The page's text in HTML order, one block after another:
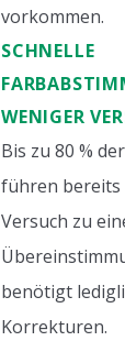
vorkommen.
SCHNELLE
WENIGER
Bis zu 80 %
führen bereits
Versuch zu
benötigt
Korrekturen.